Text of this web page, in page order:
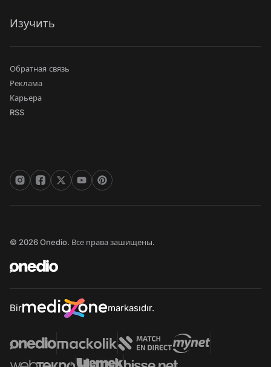
Изучить
Обратная связь
Реклама
Карьера
RSS
© 2026 Onedio. Все права зашищены.
Bir markasıdır.